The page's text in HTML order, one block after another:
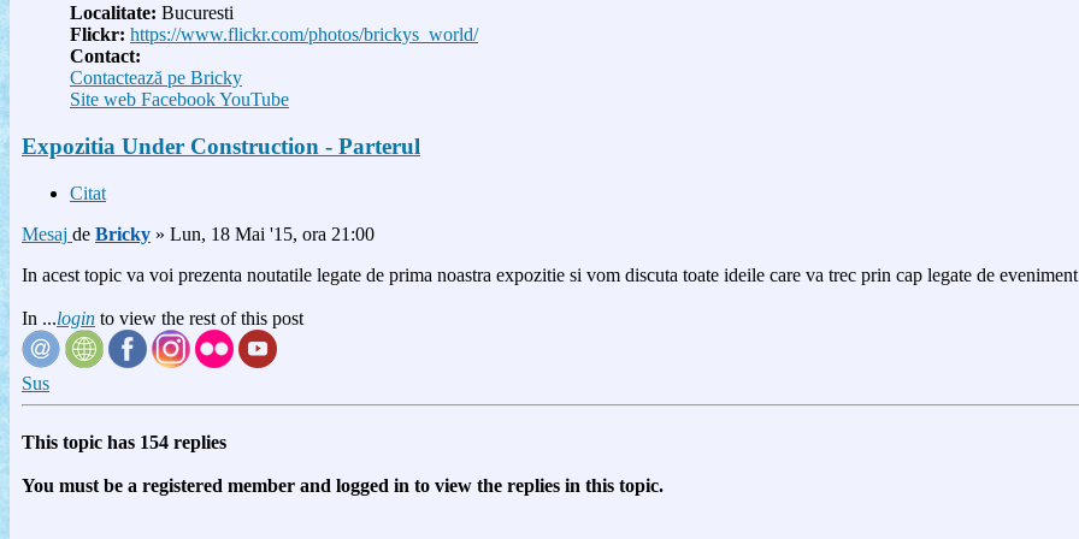
Localitate: Bucuresti
Flickr: https://www.flickr.com/photos/brickys_world/
Contact:
Contactează pe Bricky
Site web FacebookYouTube
Expozitia Under Construction - Parterul
Citat
Mesaj de Bricky » Lun, 18 Mai '15, ora 21:00
In acest topic va voi prezenta noutatile legate de prima noastra expozitie si vom discuta toate ideile care va trec prin cap legate de
In ...login to view the rest of this post
Sus
This topic has 154 replies
You must be a registered member and logged in to view the replies in this topic.